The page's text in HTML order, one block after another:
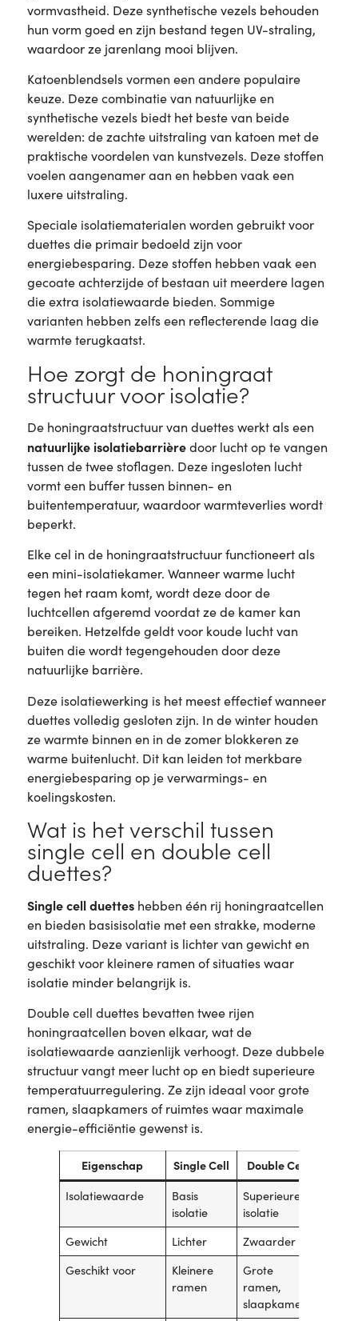
vormvastheid. Deze synthetische vezels behouden
hun vorm goed en zijn bestand tegen UV-straling,
waardoor ze jarenlang mooi blijven.
Katoenblendsels vormen een andere populaire
keuze. Deze combinatie van natuurlijke en
synthetische vezels biedt het beste van beide
werelden: de zachte uitstraling van katoen met de
praktische voordelen van kunstvezels. Deze stoffen
voelen aangenamer aan en hebben vaak een
luxere uitstraling.
Speciale isolatiematerialen worden gebruikt voor
duettes die primair bedoeld zijn voor
energiebesparing. Deze stoffen hebben vaak een
gecoate achterzijde of bestaan uit meerdere lagen
die extra isolatiewaarde bieden. Sommige
varianten hebben zelfs een reflecterende laag die
warmte terugkaatst.
Hoe zorgt de honingraat
structuur voor isolatie?
De honingraatstructuur van duettes werkt als een
natuurlijke isolatiebarrièredoor lucht op te vangen
tussen de twee stoflagen. Deze ingesloten lucht
vormt een buffer tussen binnen- en
buitentemperatuur, waardoor warmteverlies wordt
beperkt.
Elke cel in de honingraatstructuur functioneert als
een mini-isolatiekamer. Wanneer warme lucht
tegen het raam komt, wordt deze door de
luchtcellen afgeremd voordat ze de kamer kan
bereiken. Hetzelfde geldt voor koude lucht van
buiten die wordt tegengehouden door deze
natuurlijke barrière.
Deze isolatiewerking is het meest effectief wanneer
duettes volledig gesloten zijn. In de winter houden
ze warmte binnen en in de zomer blokkeren ze
warme buitenlucht. Dit kan leiden tot merkbare
energiebesparing op je verwarmings- en
koelingskosten.
Wat is het verschil tussen
single cell en double cell
duettes?
Single cell duetteshebben één rij honingraatcellen
en bieden basisisolatie met een strakke, moderne
uitstraling. Deze variant is lichter van gewicht en
geschikt voor kleinere ramen of situaties waar
isolatie minder belangrijk is.
Double cell duettes bevatten twee rijen
honingraatcellen boven elkaar, wat de
isolatiewaarde aanzienlijk verhoogt. Deze dubbele
structuur vangt meer lucht op en biedt superieure
temperatuurregulering. Ze zijn ideaal voor grote
ramen, slaapkamers of ruimtes waar maximale
energie-efficiëntie gewenst is.
Eigenschap Single Cell
Double Cell
Isolatiewaarde
Basis
isolatie
Superieure
isolatie
Gewicht
Lichter
Zwaarder
Geschikt voor
Kleinere
ramen
Grote
ramen,
slaapkamers